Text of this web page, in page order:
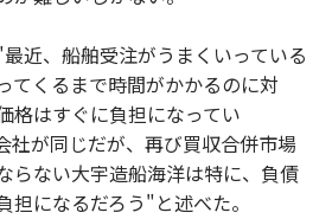
近、船舶受注がうまくいっている
てくるまで時間がかかるのに対
格はすぐに負担になってい
社が同じだが、再び買収合併市場
らない大宇造船海洋は特に、負債
担になるだろう"と述べた。